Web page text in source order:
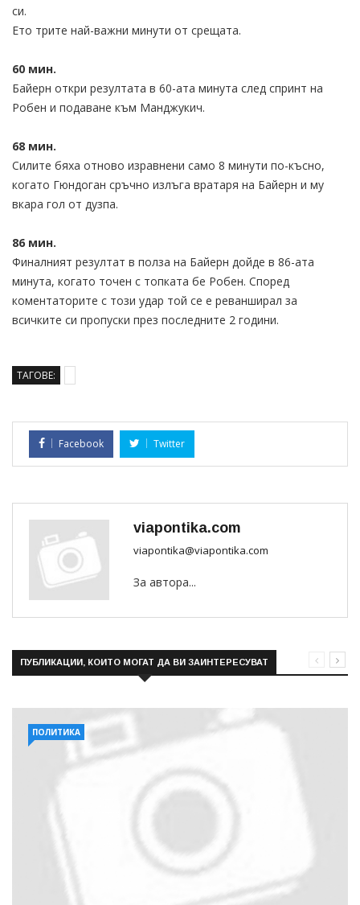
си.
Ето трите най-важни минути от срещата.
60 мин.
Байерн откри резултата в 60-ата минута след спринт на
Робен и подаване към Манджукич.
68 мин.
Силите бяха отново изравнени само 8 минути по-късно,
когато Гюндоган сръчно излъга вратаря на Байерн и му
вкара гол от дузпа.
86 мин.
Финалният резултат в полза на Байерн дойде в 86-ата
минута, когато точен с топката бе Робен. Според
коментаторите с този удар той се е реванширал за
всичките си пропуски през последните 2 години.
ТАГОВЕ:
Facebook Twitter
viapontika.com
viapontika@viapontika.com
За автора...
ПУБЛИКАЦИИ, КОИТО МОГАТ ДА ВИ ЗАИНТЕРЕСУВАТ
ПОЛИТИКА